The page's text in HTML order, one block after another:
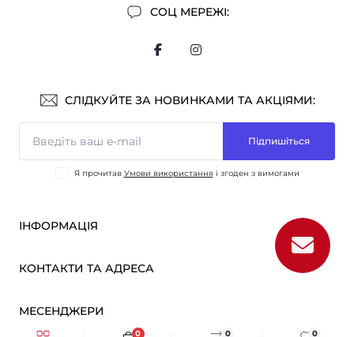
0 0
0
СОЦ МЕРЕЖІ:
СЛІДКУЙТЕ ЗА НОВИНКАМИ ТА АКЦІЯМИ:
Підпишіться
Я прочитав Умови використання і згоден з вимогами
ІНФОРМАЦІЯ
ОПТ
Про нас
Умови використання
КОНТАКТИ ТА АДРЕСА
sensmarketlink@gmail.com
МЕСЕНДЖЕРИ